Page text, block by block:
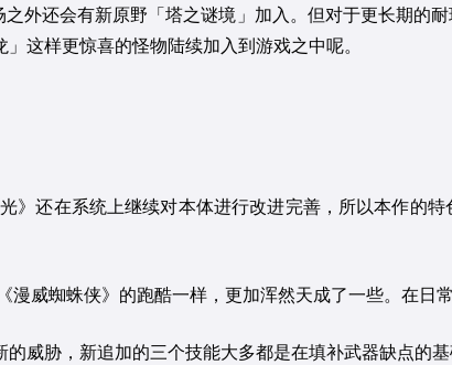
外还会有新原野「塔之谜境」加入。但对于更长期的
这样更惊喜的怪物陆续加入到游戏之中呢。
还在系统上继续对本体进行改进完善，所以本作的
威蜘蛛侠》的跑酷一样，更加浑然天成了一些。在日
威胁，新追加的三个技能大多都是在填补武器缺点的